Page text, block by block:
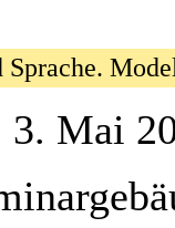
Sprache.
3. Mai